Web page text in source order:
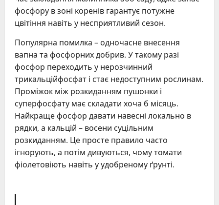
фосфору в зоні коренів гарантує потужне
цвітіння навіть у несприятливий сезон.
Популярна помилка – одночасне внесення
вапна та фосфорних добрив. У такому разі
фосфор переходить у нерозчинний
трикальційфосфат і стає недоступним рослинам.
Проміжок між розкиданням пушонки і
суперфосфату має складати хоча б місяць.
Найкраще фосфор давати навесні локально в
рядки, а кальцій – восени суцільним
розкиданням. Це просте правило часто
ігнорують, а потім дивуються, чому томати
фіолетовіють навіть у удобреному ґрунті.